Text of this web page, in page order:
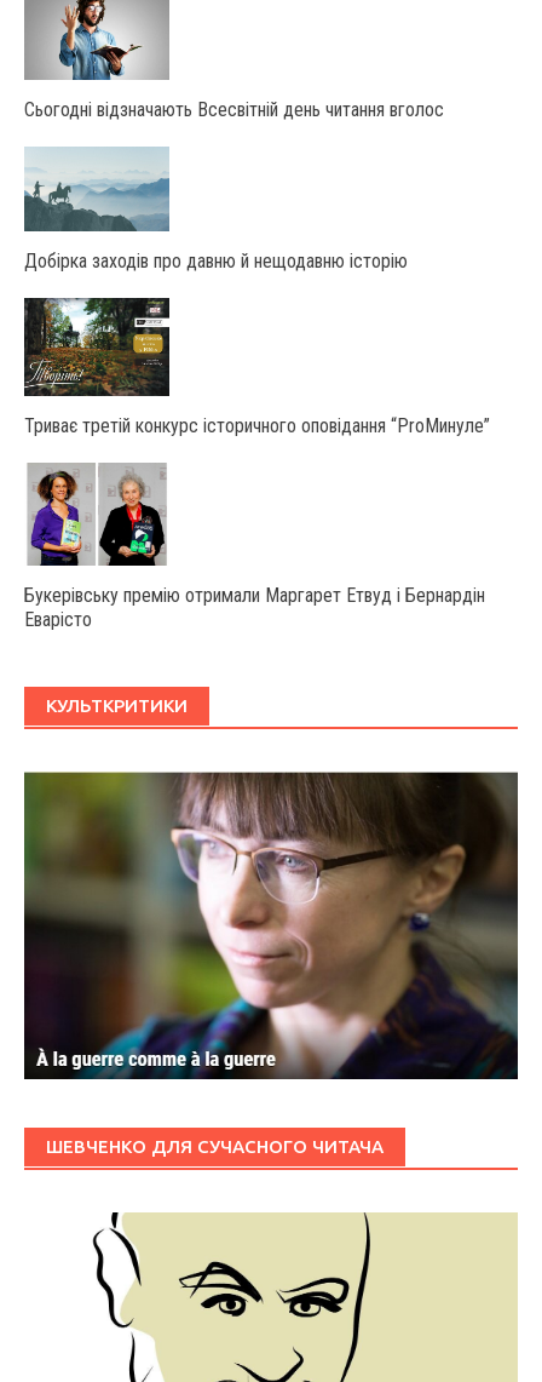
Сьогодні відзначають Всесвітній день читання вголос
Добірка заходів про давню й нещодавню історію
Триває третій конкурс історичного оповідання “ProМинуле”
Букерівську премію отримали Маргарет Етвуд і Бернардін
Еварісто
КУЛЬТКРИТИКИ
ШЕВЧЕНКО ДЛЯ СУЧАСНОГО ЧИТАЧА